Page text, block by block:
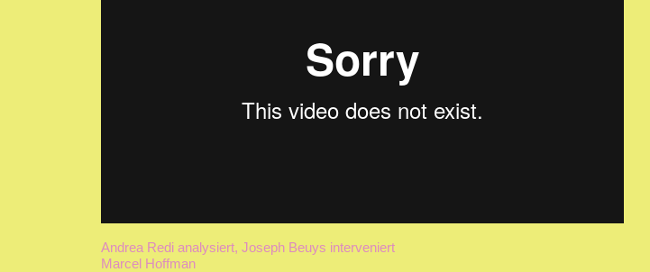
Andrea Redi analysiert, Joseph Beuys interveniert
Marcel Hoffman